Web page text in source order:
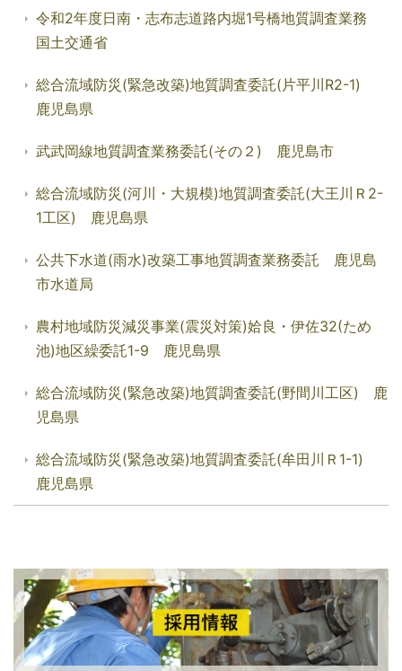
令和2年度日南・志布志道路内堀1号橋地質調査業務
国土交通省
総合流域防災(緊急改築)地質調査委託(片平川R2-1)
鹿児島県
武武岡線地質調査業務委託(その２) 鹿児島市
総合流域防災(河川・大規模)地質調査委託(大王川Ｒ2-
1工区) 鹿児島県
公共下水道(雨水)改築工事地質調査業務委託 鹿児島
市水道局
農村地域防災減災事業(震災対策)姶良・伊佐32(ため
池)地区繰委託1-9 鹿児島県
総合流域防災(緊急改築)地質調査委託(野間川工区) 鹿
児島県
総合流域防災(緊急改築)地質調査委託(牟田川Ｒ1-1)
鹿児島県